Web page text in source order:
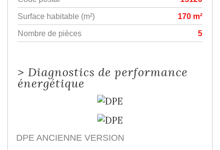
Surface habitable (m²)
170 m²
Nombre de pièces
5
> Diagnostics de performance
énergétique
DPE ANCIENNE VERSION